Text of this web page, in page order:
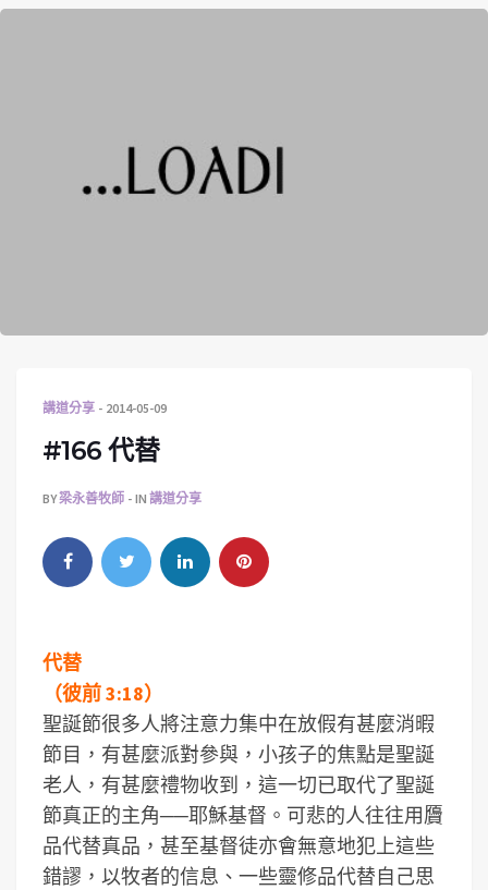
講道分享 2014-05-09
#166 代替
BY梁永善牧師 IN 講道分享
代替
（彼前 3:18）
聖誕節很多人將注意力集中在放假有甚麼消暇
節目，有甚麼派對參與，小孩子的焦點是聖誕
老人，有甚麼禮物收到，這一切已取代了聖誕
節真正的主角──耶穌基督。可悲的人往往用贗
品代替真品，甚至基督徒亦會無意地犯上這些
錯謬，以牧者的信息、一些靈修品代替自己思